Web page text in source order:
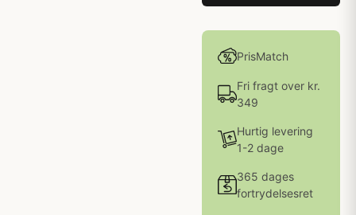
PrisMatch
Fri fragt over kr.
349
Hurtig levering
1-2 dage
365 dages
fortrydelsesret